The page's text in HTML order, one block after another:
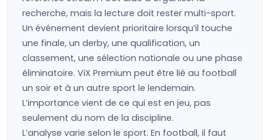
recherche, mais la lecture doit rester multi-sport.
Un événement devient prioritaire lorsqu’il touche
une finale, un derby, une qualification, un
classement, une sélection nationale ou une phase
éliminatoire. ViX Premium peut être lié au football
un soir et à un autre sport le lendemain.
L’importance vient de ce qui est en jeu, pas
seulement du nom de la discipline.
L’analyse varie selon le sport. En football, il faut